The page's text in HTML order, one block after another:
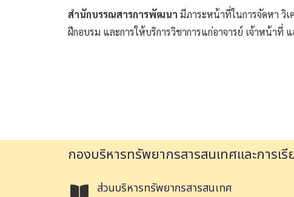
สำนักบรรณสารการพัฒนา มีภาระหน้าที่ในการจัดหา วิเ
ฝึกอบรม และการให้บริการวิชาการแก่อาจารย์ เจ้าหน้า
กองบริหารทรัพยากรสารสนเทศและการเ
ส่วนบริหารทรัพยากรสารสนเทศ